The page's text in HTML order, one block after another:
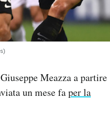
Meazza a partire
un mese faper la